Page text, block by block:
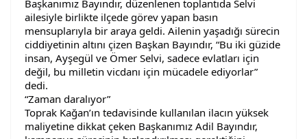
Başkanımız Bayındır, düzenlenen toplantıda Selvi
ailesiyle birlikte ilçede görev yapan basın
mensuplarıyla bir araya geldi. Ailenin yaşadığı sürecin
ciddiyetinin altını çizen Başkan Bayındır, “Bu iki güzide
insan, Ayşegül ve Ömer Selvi, sadece evlatları için
değil, bu milletin vicdanı için mücadele ediyorlar”
dedi.
“Zaman daralıyor”
Toprak Kağan’ın tedavisinde kullanılan ilacın yüksek
maliyetine dikkat çeken Başkanımız Adil Bayındır,